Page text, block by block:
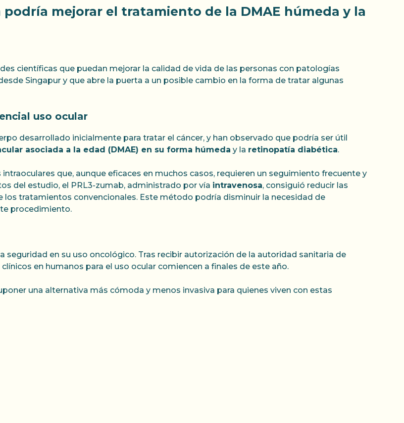
mejorar el tratamiento de la DMAE húmeda y la
científicas que puedan mejorar la calidad de vida de las personas con patologías
Singapur y que abre la puerta a un posible cambio en la forma de tratar algunas
uso ocular
desarrollado inicialmente para tratar el cáncer, y han observado que podría ser útil
asociada a la edad (DMAE) en su forma húmeda y la retinopatía diabética.
que, aunque eficaces en muchos casos, requieren un seguimiento frecuente y
del estudio, el PRL3-zumab, administrado por vía intravenosa, consiguió reducir las
los tratamientos convencionales. Este método podría disminuir la necesidad de
procedimiento.
seguridad en su uso oncológico. Tras recibir autorización de la autoridad sanitaria de
en humanos para el uso ocular comiencen a finales de este año.
una alternativa más cómoda y menos invasiva para quienes viven con estas